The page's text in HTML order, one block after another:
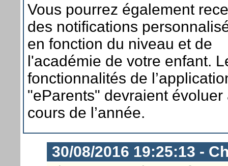
Vous pourrez également
des notifications
en fonction du niveau et de
l'académie de votre enfant.
fonctionnalités de
"eParents" devraient évoluer
cours de l’année.
30/08/2016 19:25:13 -